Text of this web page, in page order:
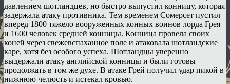
давлением шотландцев, но быстро выпустил конницу, которая
задержала атаку противника. Тем временем Сомерсет пустил
вперед 1800 тяжело вооруженных конных воинов лорда Грея
и 1600 человек средней конницы. Конница провела своих
коней через свежевспаханное поле и атаковала шотландские
каре, хотя без особого успеха. Шотландцы уверенно
выдержали атаку английской конницы и были готовы
продолжать в том же духе. В атаке Грей получил удар пикой в
нижнюю челюсть и истекал кровью.